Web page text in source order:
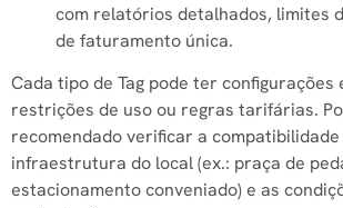
com relatórios detalhados, limites
de faturamento única.
Cada tipo de Tag pode ter configurações
restrições de uso ou regras tarifárias.
recomendado verificar a compatibilidade
infraestrutura do local (ex.: praça de
estacionamento conveniado) e as